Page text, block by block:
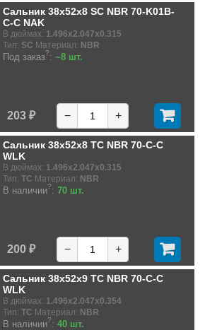
Сальник 38x52x8 SC NBR 70-K01B-
C-C NAK
В дюймах: 1.496x2.047x0.315
Тип: SC Материал: NBR
Под заказ?: ~8 шт.
203 ₽ − +
Сальник 38x52x8 TC NBR 70-C-C
WLK
В дюймах: 1.496x2.047x0.315
Тип: TC Материал: NBR
В наличии?: 70 шт.
200 ₽ − +
Сальник 38x52x9 TC NBR 70-C-C
WLK
В дюймах: 1.496x2.047x0.354
Тип: TC Материал: NBR
В наличии?: 40 шт.